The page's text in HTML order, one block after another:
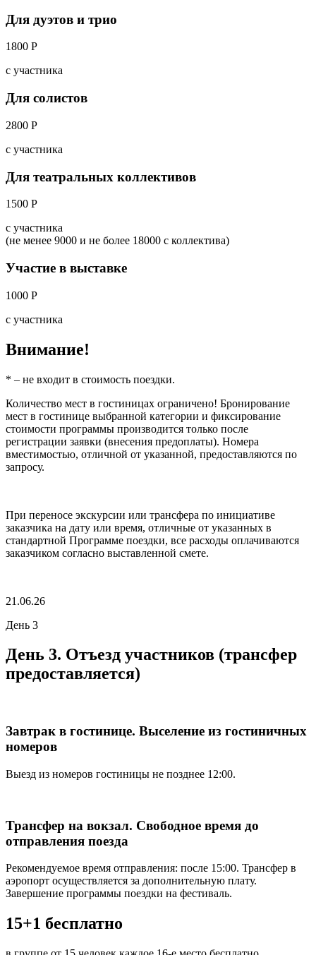
Для дуэтов и трио
1800 Р
с участника
Для солистов
2800 Р
с участника
Для театральных коллективов
1500 Р
с участника
(не менее 9000 и не более 18000 с коллектива)
Участие в выставке
1000 Р
с участника
Внимание!
* – не входит в стоимость поездки.
Количество мест в гостиницах ограничено! Бронирование
мест в гостинице выбранной категории и фиксирование
стоимости программы производится только после
регистрации заявки (внесения предоплаты). Номера
вместимостью, отличной от указанной, предоставляются по
запросу.
При переносе экскурсии или трансфера по инициативе
заказчика на дату или время, отличные от указанных в
стандартной Программе поездки, все расходы оплачиваются
заказчиком согласно выставленной смете.
21.06.26
День 3
День 3. Отъезд участников (трансфер
предоставляется)
Завтрак в гостинице. Выселение из гостиничных
номеров
Выезд из номеров гостиницы не позднее 12:00.
Трансфер на вокзал. Свободное время до
отправления поезда
Рекомендуемое время отправления: после 15:00. Трансфер в
аэропорт осуществляется за дополнительную плату.
Завершение программы поездки на фестиваль.
15+1 бесплатно